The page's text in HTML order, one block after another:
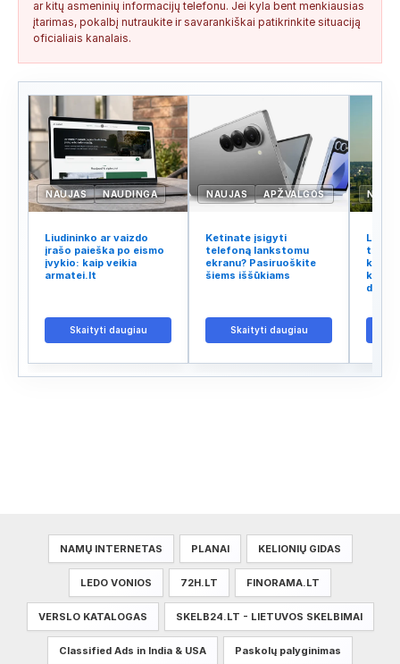
ar kitų asmeninių informacijų telefonu. Jei kyla bent menkiausias
įtarimas, pokalbį nutraukite ir savarankiškai patikrinkite situaciją
oficialiais kanalais.
NAUJAS NAUDINGA
Liudininko ar vaizdo
įrašo paieška po eismo
įvykio: kaip veikia
armatei.lt
Skaityti daugiau
NAUJAS APŽVALGOS
Ketinate įsigyti
telefoną lankstomu
ekranu? Pasiruoškite
šiems iššūkiams
Skaityti daugiau
tinklo
kodėl
kalba
NAMŲ INTERNETAS PLANAI KELIONIŲ GIDAS
LEDO VONIOS 72H.LT FINORAMA.LT
VERSLO KATALOGAS SKELB24.LT - LIETUVOS SKELBIMAI
Classified Ads in India & USA Paskolų palyginimas